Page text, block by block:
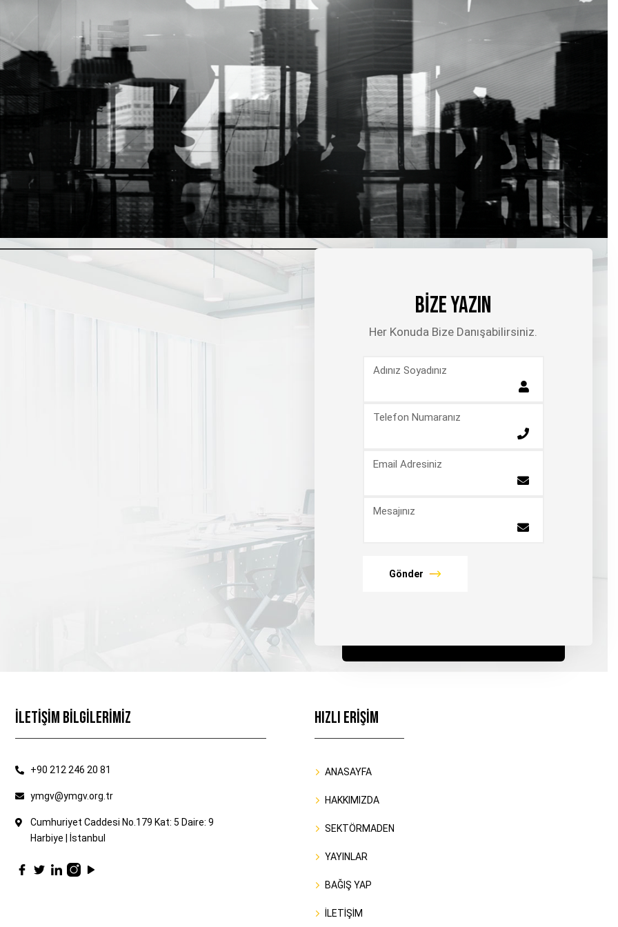
BİZE YAZIN
Her Konuda Bize Danışabilirsiniz.
Adınız Soyadınız
Telefon Numaranız
Email Adresiniz
Mesajınız
Gönder
İLETİŞİM BİLGİLERİMİZ
+90 212 246 20 81
ymgv@ymgv.org.tr
Cumhuriyet Caddesi No.179 Kat: 5 Daire: 9
Harbiye | İstanbul
HIZLI ERİŞİM
ANASAYFA
HAKKIMIZDA
SEKTÖRMADEN
YAYINLAR
BAĞIŞ YAP
İLETİŞİM